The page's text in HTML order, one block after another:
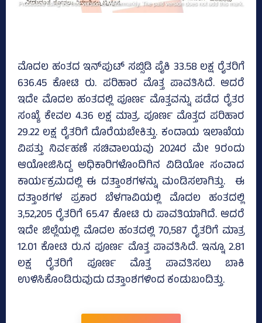
ಮೊದಲ ಹಂತದ ಇನ್‌ಪುಟ್‌ ಸಬ್ಸಿಡಿ ಪೈಕಿ 33.58 ಲಕ್ಷ ರೈತರಿಗೆ
636.45 ಕೋಟಿ ರು. ಪರಿಹಾರ ಮೊತ್ತ ಪಾವತಿಸಿದೆ. ಆದರೆ
ಇದೇ ಮೊದಲ ಹಂತದಲ್ಲಿ ಪೂರ್ಣ ಮೊತ್ತವನ್ನು ಪಡೆದ ರೈತರ
ಸಂಖ್ಯೆ ಕೇವಲ 4.36 ಲಕ್ಷ ಮಾತ್ರ. ಪೂರ್ಣ ಮೊತ್ತದ ಪರಿಹಾರ
29.22 ಲಕ್ಷ ರೈತರಿಗೆ ದೊರೆಯಬೇಕಿತ್ತು. ಕಂದಾಯ ಇಲಾಖೆಯ
ವಿಪತ್ತು ನಿರ್ವಹಣೆ ಸಚಿವಾಲಯವು 2024ರ ಮೇ 9ರಂದು
ಆಯೋಜಿಸಿದ್ದ ಅಧಿಕಾರಿಗಳೊಂದಿಗಿನ ವಿಡಿಯೋ ಸಂವಾದ
ಕಾರ್ಯಕ್ರಮದಲ್ಲಿ ಈ ದತ್ತಾಂಶಗಳನ್ನು ಮಂಡಿಸಲಾಗಿತ್ತು. ಈ
ದತ್ತಾಂಶಗಳ ಪ್ರಕಾರ ಬೆಳಗಾವಿಯಲ್ಲಿ ಮೊದಲ ಹಂತದಲ್ಲಿ
3,52,205 ರೈತರಿಗೆ 65.47 ಕೋಟಿ ರು ಪಾವತಿಯಾಗಿದೆ. ಆದರೆ
ಇದೇ ಜಿಲ್ಲೆಯಲ್ಲಿ ಮೊದಲ ಹಂತದಲ್ಲಿ 70,587 ರೈತರಿಗೆ ಮಾತ್ರ
12.01 ಕೋಟಿ ರು.ನ ಪೂರ್ಣ ಮೊತ್ತ ಪಾವತಿಸಿದೆ. ಇನ್ನೂ 2.81
ಲಕ್ಷ ರೈತರಿಗೆ ಪೂರ್ಣ ಮೊತ್ತ ಪಾವತಿಸಲು ಬಾಕಿ
ಉಳಿಸಿಕೊಂಡಿರುವುದು ದತ್ತಾಂಶಗಳಿಂದ ಕಂಡುಬಂದಿತ್ತು.